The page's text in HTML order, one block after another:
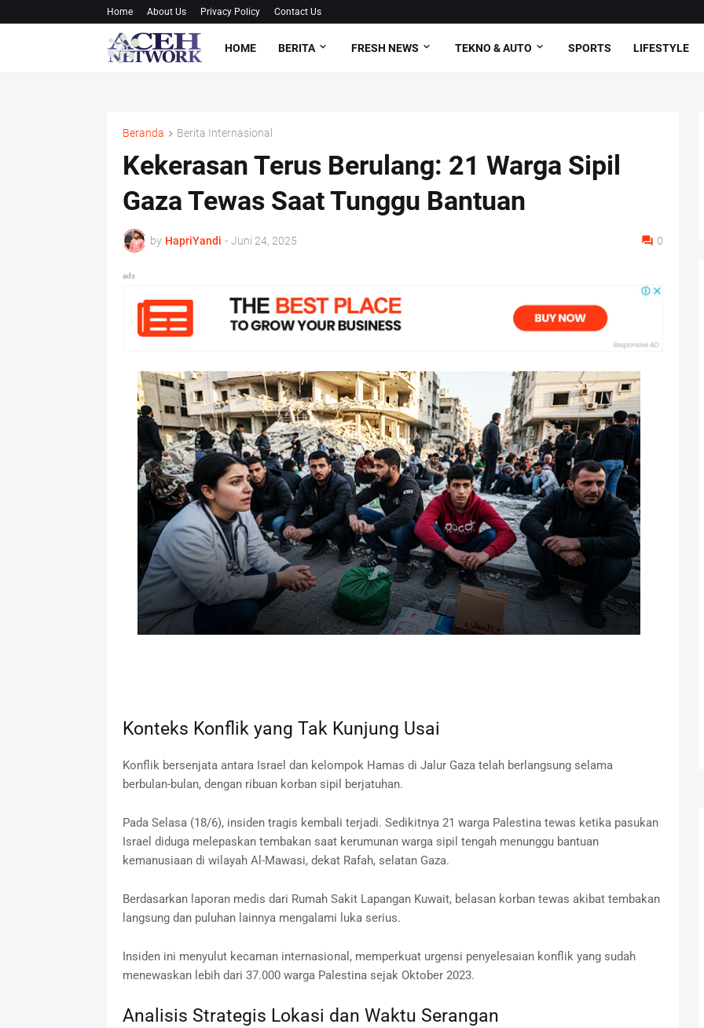
Home About Us Privacy Policy Contact Us
HOME BERITA FRESH NEWS TEKNO & AUTO SPORTS LIFESTYLE
Beranda Berita Internasional
Kekerasan Terus Berulang: 21 Warga Sipil
Gaza Tewas Saat Tunggu Bantuan
by HapriYandi - Juni 24, 2025 0
ads
Konteks Konflik yang Tak Kunjung Usai
Konflik bersenjata antara Israel dan kelompok Hamas di Jalur Gaza telah berlangsung selama
berbulan-bulan, dengan ribuan korban sipil berjatuhan.
Pada Selasa (18/6), insiden tragis kembali terjadi. Sedikitnya 21 warga Palestina tewas ketika pasukan
Israel diduga melepaskan tembakan saat kerumunan warga sipil tengah menunggu bantuan
kemanusiaan di wilayah Al-Mawasi, dekat Rafah, selatan Gaza.
Berdasarkan laporan medis dari Rumah Sakit Lapangan Kuwait, belasan korban tewas akibat tembakan
langsung dan puluhan lainnya mengalami luka serius.
Insiden ini menyulut kecaman internasional, memperkuat urgensi penyelesaian konflik yang sudah
menewaskan lebih dari 37.000 warga Palestina sejak Oktober 2023.
Analisis Strategis Lokasi dan Waktu Serangan